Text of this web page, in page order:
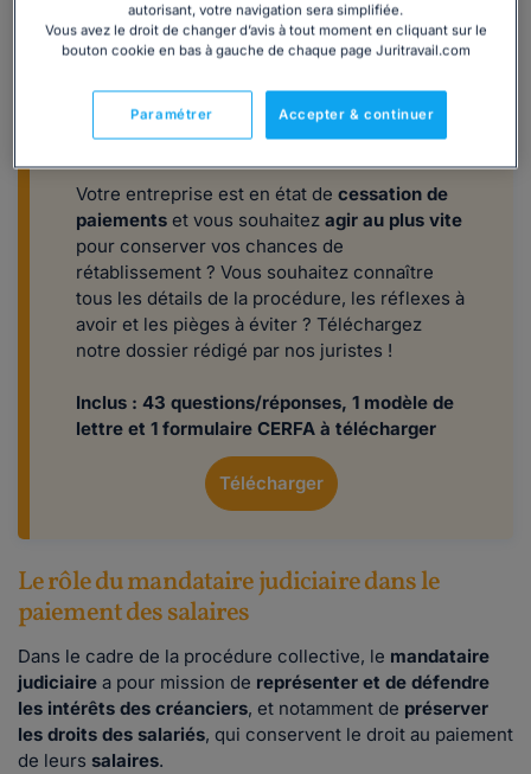
Comprendre les procédures collectives
Votre entreprise est en état de cessation de
paiements et vous souhaitez agir au plus vite
pour conserver vos chances de
rétablissement ? Vous souhaitez connaître
tous les détails de la procédure, les réflexes à
avoir et les pièges à éviter ? ​​​​​​Téléchargez
notre dossier rédigé par nos juristes !
Inclus : 43 questions/réponses, 1 modèle de
lettre et 1 formulaire CERFA à télécharger
Télécharger
Le rôle du mandataire judiciaire dans le
paiement des salaires
Dans le cadre de la procédure collective, le mandataire
judiciaire a pour mission de représenter et de défendre
les intérêts des créanciers, et notamment de préserver
les droits des salariés, qui conservent le droit au paiement
de leurs salaires.
autorisant, votre navigation sera simplifiée.
Vous avez le droit de changer d’avis à tout moment en cliquant sur le
bouton cookie en bas à gauche de chaque page Juritravail.com
Accepter & continuer
Paramétrer